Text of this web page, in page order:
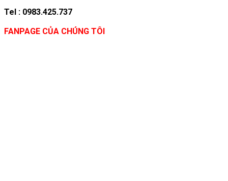
Tel : 0983.425.737
FANPAGE CỦA CHÚNG TÔI